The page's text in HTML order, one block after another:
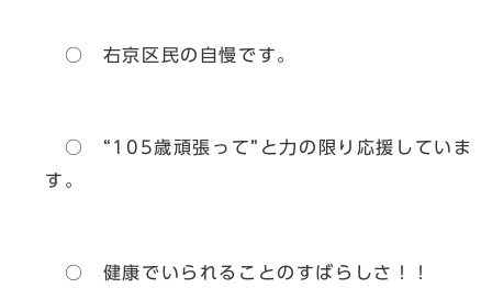
○ 右京区民の自慢です。
○ “105歳頑張って”と力の限り応援していま
す。
○ 健康でいられることのすばらしさ！！